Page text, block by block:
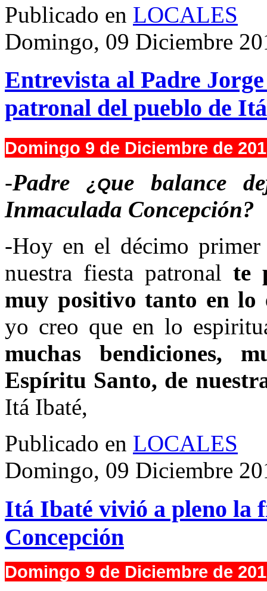
Publicado en LOCALES
Domingo, 09 Diciembre
Entrevista al Padre
patronal del pueblo de
Domingo 9 de Diciembre de
-Padre ¿Que balance
Inmaculada Concepción?
-Hoy en el décimo
nuestra fiesta patronalte
muy positivo tanto en lo
yo creo que en lo
muchas bendiciones,
Espíritu Santo, de
Itá Ibaté,
Publicado en LOCALES
Domingo, 09 Diciembre
Itá Ibaté vivió a pleno la
Concepción
Domingo 9 de Diciembre de